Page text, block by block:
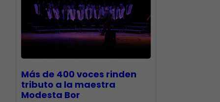
Más de 400 voces rinden
tributo a la maestra
Modesta Bor